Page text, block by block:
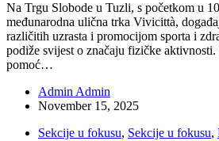
Na Trgu Slobode u Tuzli, s početkom u
međunarodna ulična trka Vivicittà,
različitih uzrasta i promocijom sporta i
podiže svijest o značaju fizičke
pomoć…
Admin Admin
November 15, 2025
Sekcije u fokusu, Sekcije u fokusu,